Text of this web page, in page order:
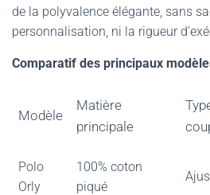
de la polyvalence élégante, sans
personnalisation, ni la rigueur
Comparatif des principaux
Modèle
Matière
principale
Polo
Orly
100% coton
piqué